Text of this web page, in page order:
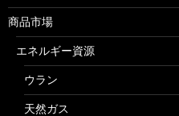
商品市場
エネルギー資源
ウラン
天然ガス